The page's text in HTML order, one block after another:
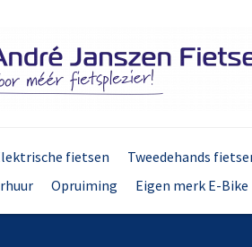
fietsen
Tweedehands
Opruiming Eigen merk E-